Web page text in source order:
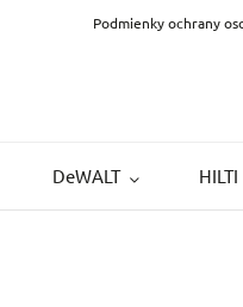
Podmienky ochrany
DeWALT HILTI